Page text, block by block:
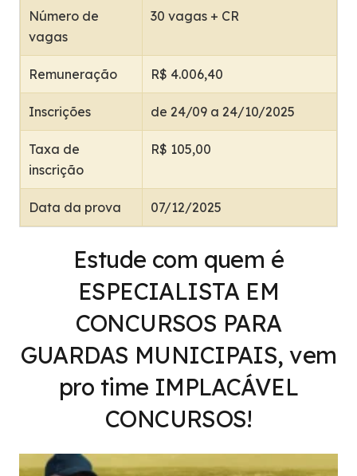
Número de
vagas
30 vagas + CR
Remuneração R$ 4.006,40
Inscrições de 24/09 a 24/10/2025
Taxa de
inscrição
R$ 105,00
Data da prova 07/12/2025
Estude com quem é
ESPECIALISTA EM
CONCURSOS PARA
GUARDAS MUNICIPAIS, vem
pro time IMPLACÁVEL
CONCURSOS!